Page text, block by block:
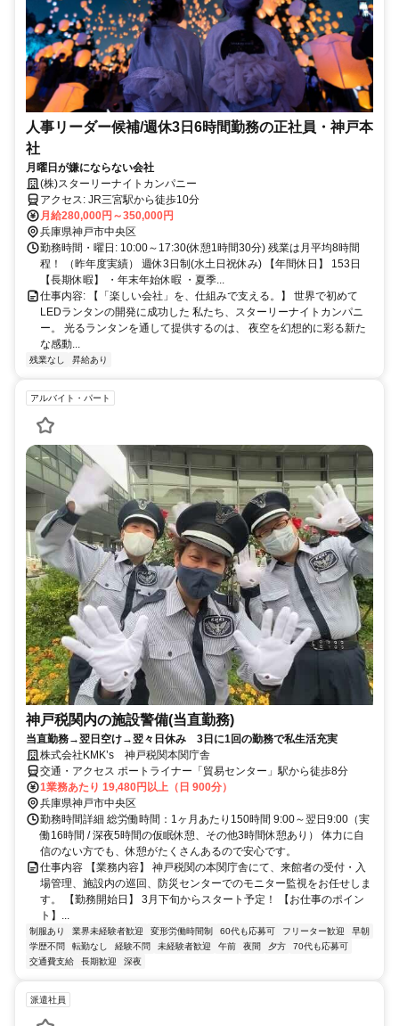
人事リーダー候補/週休3日6時間勤務の正社員・神戸本
社
月曜日が嫌にならない会社
(株)スターリーナイトカンパニー
アクセス: JR三宮駅から徒歩10分
月給280,000円～350,000円
兵庫県神戸市中央区
勤務時間・曜日: 10:00～17:30(休憩1時間30分) 残業は月平均8時間
程！ （昨年度実績） 週休3日制(水土日祝休み) 【年間休日】 153日
【長期休暇】 ・年末年始休暇 ・夏季...
仕事内容: 【「楽しい会社」を、仕組みで支える。】 世界で初めて
LEDランタンの開発に成功した 私たち、スターリーナイトカンパニ
ー。 光るランタンを通して提供するのは、 夜空を幻想的に彩る新た
な感動...
残業なし 昇給あり
アルバイト・パート
神戸税関内の施設警備(当直勤務)
当直勤務→翌日空け→翌々日休み 3日に1回の勤務で私生活充実
株式会社KMK’s 神戸税関本関庁舎
交通・アクセス ポートライナー「貿易センター」駅から徒歩8分
1業務あたり 19,480円以上（日 900分）
兵庫県神戸市中央区
勤務時間詳細 総労働時間：1ヶ月あたり150時間 9:00～翌日9:00（実
働16時間 / 深夜5時間の仮眠休憩、その他3時間休憩あり） 体力に自
信のない方でも、休憩がたくさんあるので安心です。
仕事内容 【業務内容】 神戸税関の本関庁舎にて、来館者の受付・入
場管理、施設内の巡回、防災センターでのモニター監視をお任せしま
す。 【勤務開始日】 3月下旬からスタート予定！ 【お仕事のポイン
ト】...
制服あり 業界未経験者歓迎 変形労働時間制 60代も応募可 フリーター歓迎
早朝
学歴不問
転勤なし 経験不問 未経験者歓迎 午前 夜間 夕方
70代も応募可
交通費支給
長期歓迎 深夜
派遣社員